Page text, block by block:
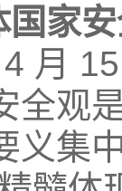
国家
月
全观
义集